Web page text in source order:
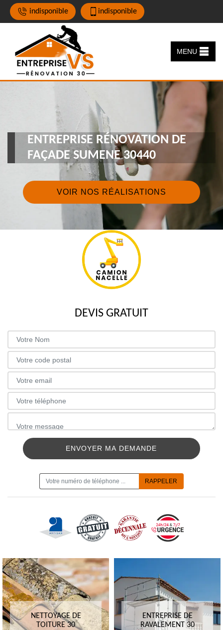
indisponible indisponible
MENU
ENTREPRISE RÉNOVATION DE
FAÇADE SUMENE 30440
VOIR NOS RÉALISATIONS
DEVIS GRATUIT
NETTOYAGE DE
TOITURE 30
ENTREPRISE DE
RAVALEMENT 30